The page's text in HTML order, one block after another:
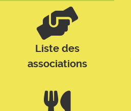
Liste des
associations